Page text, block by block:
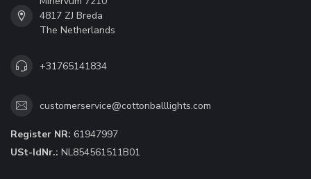
4817 ZJ Breda
The Netherlands
+31765141834
customerservice@cottonballlights.com
Register NR: 61947997
USt-IdNr.: NL854561511B01